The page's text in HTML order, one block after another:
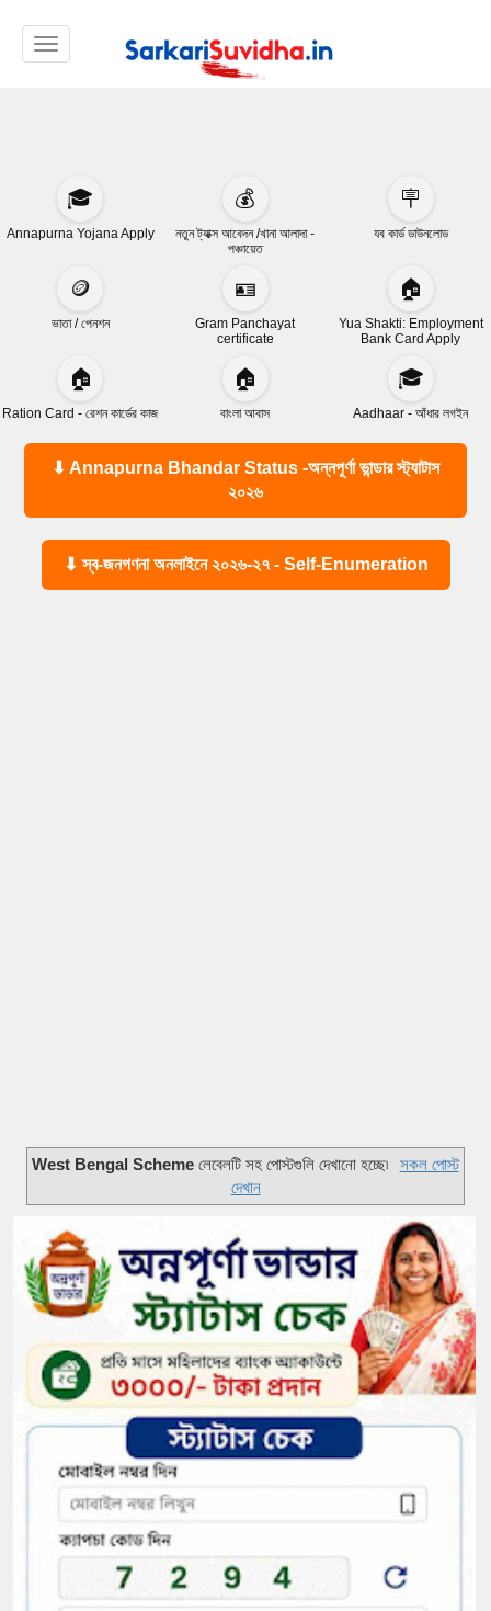
Toggle navigation
🎓
Annapurna Yojana Apply
💰
নতুন ট্যাক্স আবেদন /খানা আলাদা -
পঞ্চায়েত
🪧
যব কার্ড ডাউনলোড
🪙
ভাতা / পেনশন
🪪
Gram Panchayat
certificate
🏠
Yua Shakti: Employment
Bank Card Apply
🏠
Ration Card - রেশন কার্ডের কাজ
🏠
বাংলা আবাস
🎓
Aadhaar - আঁধার লগইন
⬇ Annapurna Bhandar Status -অন্নপূর্ণা ভান্ডার স্ট্যাটাস
২০২৬
⬇ স্ব-জনগণনা অনলাইনে ২০২৬-২৭ - Self-Enumeration
West Bengal Scheme লেবেলটি সহ পোস্টগুলি দেখানো হচ্ছে৷
সকল পোস্ট
দেখান